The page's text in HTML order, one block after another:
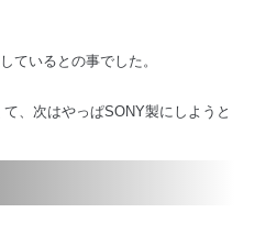
ているとの事でした。
、次はやっぱSONY製にしようと